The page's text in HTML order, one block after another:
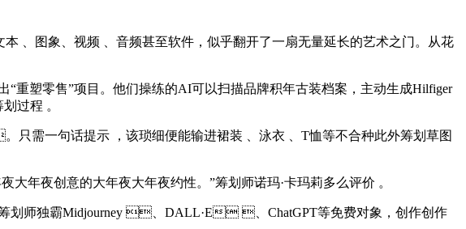
、图象、视频 、音频甚至软件，似乎翻开了一扇无量延长的艺术之门。从花
“重塑零售”项目 。他们操练的AI可以扫描品牌积年古装档案，主动生成Hilfiger
程 。
句话提示 ，该琐细便能输进裙装 、泳衣 、T恤等不合种此外筹划草图
大年夜创意的大年夜大年夜约性。”筹划师诺玛·卡玛莉多么评价 。
青筹划师独霸Midjourney 、DALL·E 、ChatGPT等免费对象，创作创作